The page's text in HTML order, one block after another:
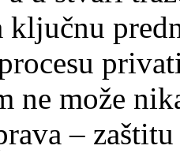
ne može
–